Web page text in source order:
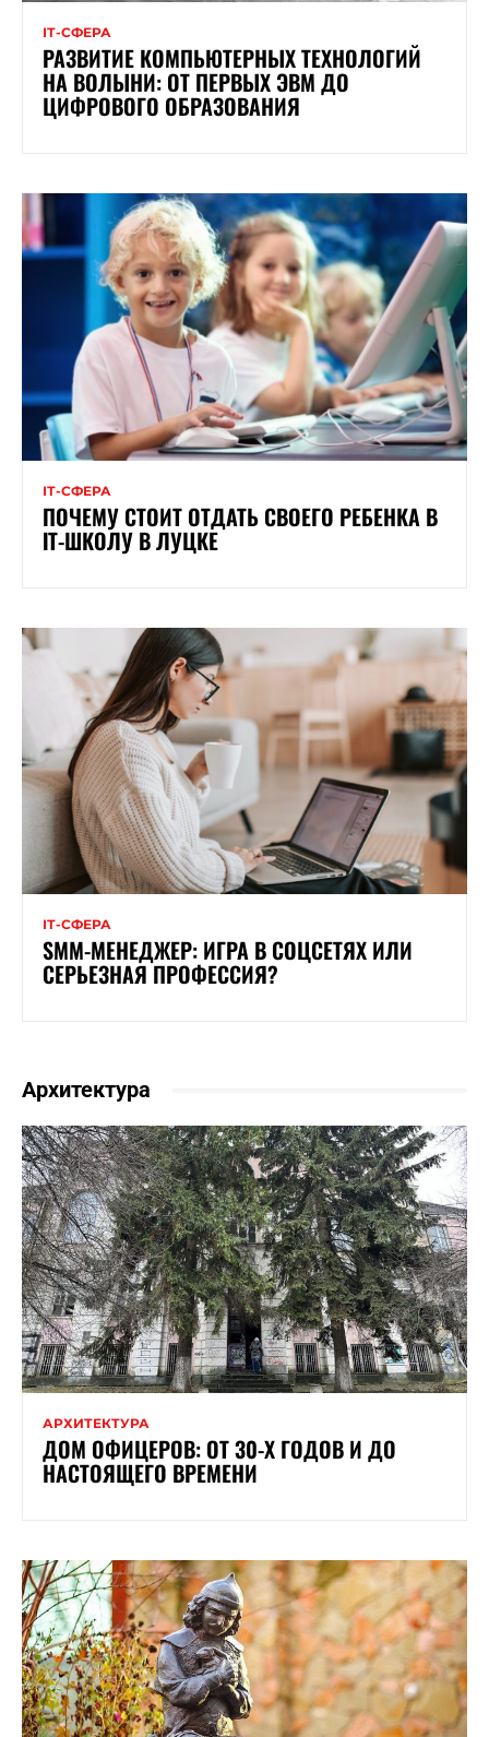
ІТ-СФЕРА
РАЗВИТИЕ КОМПЬЮТЕРНЫХ ТЕХНОЛОГИЙ
НА ВОЛЫНИ: ОТ ПЕРВЫХ ЭВМ ДО
ЦИФРОВОГО ОБРАЗОВАНИЯ
ІТ-СФЕРА
ПОЧЕМУ СТОИТ ОТДАТЬ СВОЕГО РЕБЕНКА В
ІТ-ШКОЛУ В ЛУЦКЕ
ІТ-СФЕРА
SMM-МЕНЕДЖЕР: ИГРА В СОЦСЕТЯХ ИЛИ
СЕРЬЕЗНАЯ ПРОФЕССИЯ?
Архитектура
АРХИТЕКТУРА
ДОМ ОФИЦЕРОВ: ОТ 30-Х ГОДОВ И ДО
НАСТОЯЩЕГО ВРЕМЕНИ